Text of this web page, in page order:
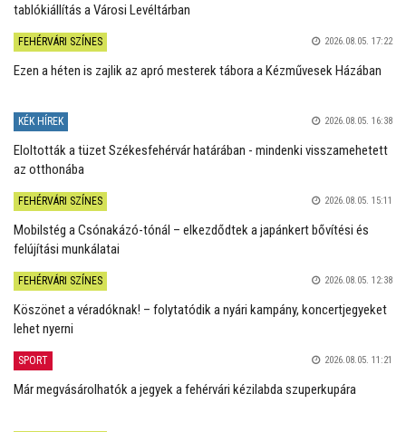
tablókiállítás a Városi Levéltárban
FEHÉRVÁRI SZÍNES 2026.08.05. 17:22
Ezen a héten is zajlik az apró mesterek tábora a Kézművesek Házában
KÉK HÍREK 2026.08.05. 16:38
Eloltották a tüzet Székesfehérvár határában - mindenki visszamehetett
az otthonába
FEHÉRVÁRI SZÍNES 2026.08.05. 15:11
Mobilstég a Csónakázó-tónál – elkezdődtek a japánkert bővítési és
felújítási munkálatai
FEHÉRVÁRI SZÍNES 2026.08.05. 12:38
Köszönet a véradóknak! – folytatódik a nyári kampány, koncertjegyeket
lehet nyerni
SPORT 2026.08.05. 11:21
Már megvásárolhatók a jegyek a fehérvári kézilabda szuperkupára